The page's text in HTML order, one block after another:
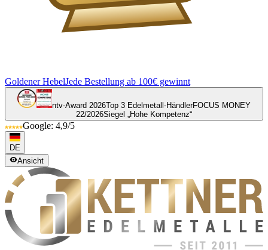
Goldener HebelJede Bestellung ab 100€ gewinnt
ntv-Award 2026Top 3 Edelmetall-HändlerFOCUS MONEY
22/2026Siegel „Hohe Kompetenz“
Google: 4,9/5
DE
Ansicht